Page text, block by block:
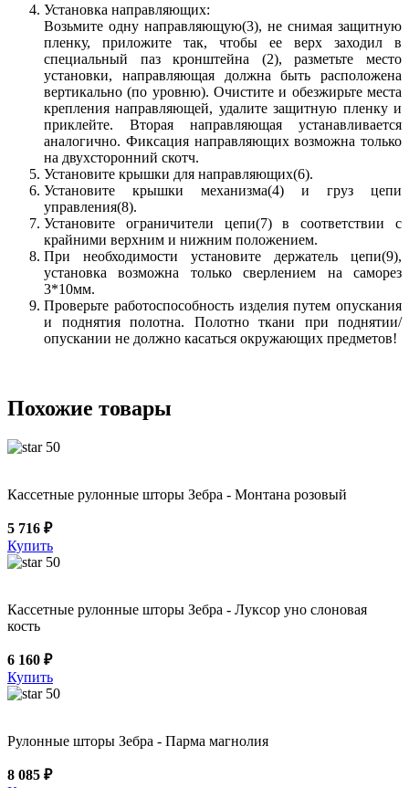
Установка направляющих:
Возьмите одну направляющую(3), не снимая защитную
пленку, приложите так, чтобы ее верх заходил в
специальный паз кронштейна (2), разметьте место
установки, направляющая должна быть расположена
вертикально (по уровню). Очистите и обезжирьте места
крепления направляющей, удалите защитную пленку и
приклейте. Вторая направляющая устанавливается
аналогично. Фиксация направляющих возможна только
на двухсторонний скотч.
Установите крышки для направляющих(6).
Установите крышки механизма(4) и груз цепи
управления(8).
Установите ограничители цепи(7) в соответствии с
крайними верхним и нижним положением.
При необходимости установите держатель цепи(9),
установка возможна только сверлением на саморез
3*10мм.
Проверьте работоспособность изделия путем опускания
и поднятия полотна. Полотно ткани при поднятии/
опускании не должно касаться окружающих предметов!
Похожие товары
50
Кассетные рулонные шторы Зебра - Монтана розовый
5 716 ₽
Купить
50
Кассетные рулонные шторы Зебра - Луксор уно слоновая
кость
6 160 ₽
Купить
50
Рулонные шторы Зебра - Парма магнолия
8 085 ₽